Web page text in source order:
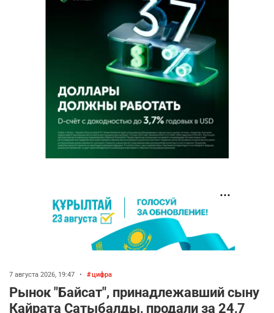
7 августа 2026, 19:47 • цифра
Рынок "Байсат", принадлежавший сыну
Кайрата Сатыбалды, продали за 24,7